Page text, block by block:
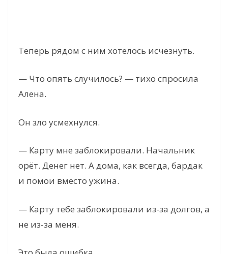
Теперь рядом с ним хотелось исчезнуть.
— Что опять случилось? — тихо спросила
Алена.
Он зло усмехнулся.
— Карту мне заблокировали. Начальник
орёт. Денег нет. А дома, как всегда, бардак
и помои вместо ужина.
— Карту тебе заблокировали из-за долгов, а
не из-за меня.